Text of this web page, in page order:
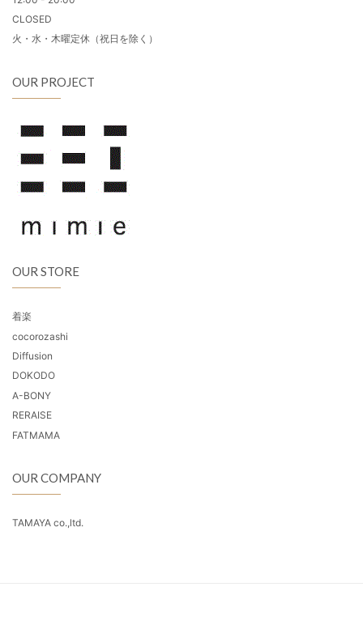
CLOSED
火・水・木曜定休（祝日を除く）
OUR PROJECT
OUR STORE
着楽
cocorozashi
Diffusion
DOKODO
A-BONY
RERAISE
FATMAMA
OUR COMPANY
TAMAYA co.,ltd.